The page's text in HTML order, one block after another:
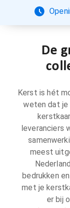
De
Kerst is hét
weten dat je
leveranciers
meest
bedrukken
met je
er bij